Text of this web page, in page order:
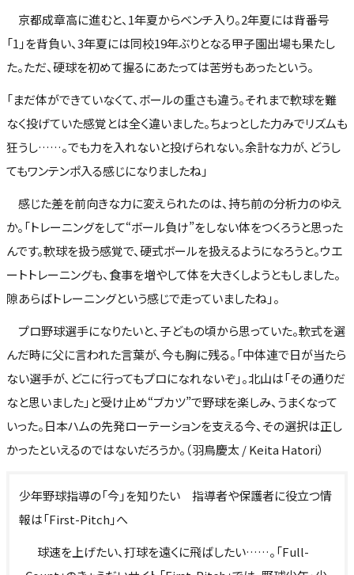
京都成章高に進むと、1年夏からベンチ入り。2年夏には背番号
「1」を背負い、3年夏には同校19年ぶりとなる甲子園出場も果たし
た。ただ、硬球を初めて握るにあたっては苦労もあったという。
「まだ体ができていなくて、ボールの重さも違う。それまで軟球を難
なく投げていた感覚とは全く違いました。ちょっとした力みでリズムも
狂うし……。でも力を入れないと投げられない。余計な力が、どうし
てもワンテンポ入る感じになりましたね」
感じた差を前向きな力に変えられたのは、持ち前の分析力のゆえ
か。「トレーニングをして“ボール負け”をしない体をつくろうと思った
んです。軟球を扱う感覚で、硬式ボールを扱えるようになろうと。ウエ
ートトレーニングも、食事を増やして体を大きくしようともしました。
隙あらばトレーニングという感じで走っていましたね」。
プロ野球選手になりたいと、子どもの頃から思っていた。軟式を選
んだ時に父に言われた言葉が、今も胸に残る。「中体連で日が当たら
ない選手が、どこに行ってもプロになれないぞ」。北山は「その通りだ
なと思いました」と受け止め“ブカツ”で野球を楽しみ、うまくなって
いった。日本ハムの先発ローテーションを支える今、その選択は正し
かったといえるのではないだろうか。（羽鳥慶太 / Keita Hatori）
少年野球指導の「今」を知りたい 指導者や保護者に役立つ情
報は「First-Pitch」へ
球速を上げたい、打球を遠くに飛ばしたい……。「Full-